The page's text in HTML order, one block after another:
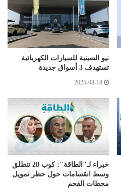
نيو الصينية للسيارات الكهربائية
تستهدف 3 أسواق جديدة
2025-08-18
خبراء لـ"الطاقة": كوب 28 تنطلق
وسط انقسامات حول حظر تمويل
محطات الفحم